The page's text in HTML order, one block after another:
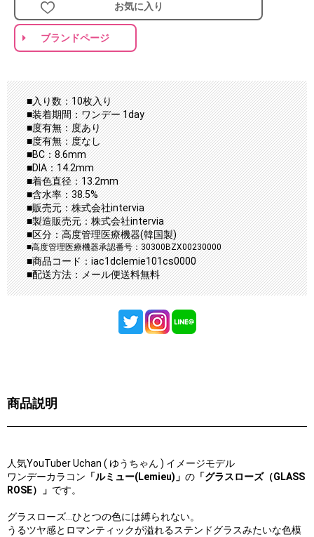
お気に入り
ブランドページ
■入り数：10枚入り
■装着期間：ワンデー 1day
■度有無：度あり
■度有無：度なし
■BC：8.6mm
■DIA：14.2mm
■着色直径：13.2mm
■含水率：38.5%
■販売元：株式会社intervia
■製造販売元：株式会社intervia
■区分：高度管理医療機器(韓国製)
■高度管理医療機器承認番号：30300BZX00230000
■商品コード：iac1dclemie101cs0000
■配送方法：メール便送料無料
商品説明
人気YouTuber Uchan ( ゆうちゃん ) イメージモデル
ワンデーカラコン 「ルミュー(Lemieu)」 の 「グラスローズ（GLASS
ROSE）」 です。
グラスローズ…ひとつの色には縛られない。
うるツヤ感とロマンティックが溢れるステンドグラスみたいな色模